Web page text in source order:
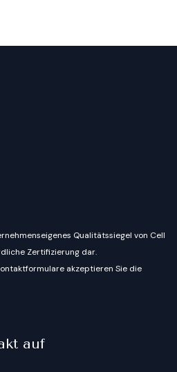
Qualitätssiegel von Cell
Zertifizierung dar.
akzeptieren Sie die
auf